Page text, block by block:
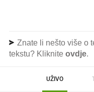
Znate li nešto više o
tekstu? Kliknite ovdje.
UŽIVO